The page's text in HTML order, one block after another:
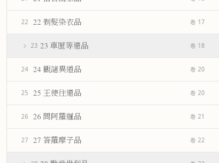
22 22 剃髮染衣品 卷 17
23 23 車匿等還品 卷 18
24 24 觀諸異道品 卷 20
25 25 王使往還品 卷 20
26 26 問阿羅邏品 卷 21
27 27 答羅摩子品 卷 22